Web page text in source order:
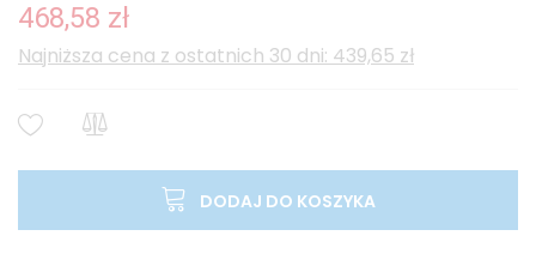
468,58 zł
Najniższa cena z ostatnich 30 dni: 439,65 zł
DODAJ DO KOSZYKA